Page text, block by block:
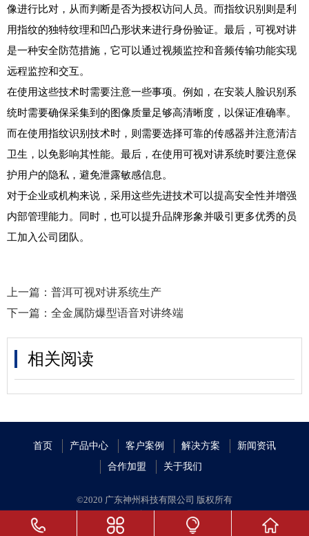
像进行比对，从而判断是否为授权访问人员。而指纹识别则是利
用指纹的独特纹理和凹凸形状来进行身份验证。最后，可视对讲
是一种安全防范措施，它可以通过视频监控和音频传输功能实现
远程监控和交互。
在使用这些技术时需要注意一些事项。例如，在安装人脸识别系
统时需要确保采集到的图像质量足够高清晰度，以保证准确率。
而在使用指纹识别技术时，则需要选择可靠的传感器并注意清洁
卫生，以免影响其性能。最后，在使用可视对讲系统时要注意保
护用户的隐私，避免泄露敏感信息。
对于企业或机构来说，采用这些先进技术可以提高安全性并增强
内部管理能力。同时，也可以提升品牌形象并吸引更多优秀的员
工加入公司团队。
上一篇： 普洱可视对讲系统生产
下一篇： 全金属防爆型语音对讲终端
相关阅读
首页 产品中心 客户案例 解决方案
新闻资讯
合作加盟
关于我们
©2020 广东神州科技有限公司 版权所有
粤ICP备19059688号
粤公安网备案 44010402002077